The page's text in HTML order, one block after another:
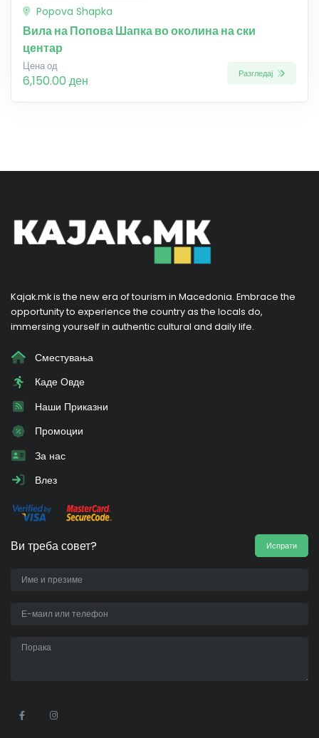
Popova Shapka
Вила на Попова Шапка во околина на ски
центар
Цена од
6,150.00 ден Разгледај
Kajak.mk is the new era of tourism in Macedonia. Embrace the
opportunity to experience the country as the locals do,
immersing yourself in authentic cultural and daily life.
Сместувања
Каде Овде
Наши Приказни
Промоции
За нас
Влез
Ви треба совет? Испрати